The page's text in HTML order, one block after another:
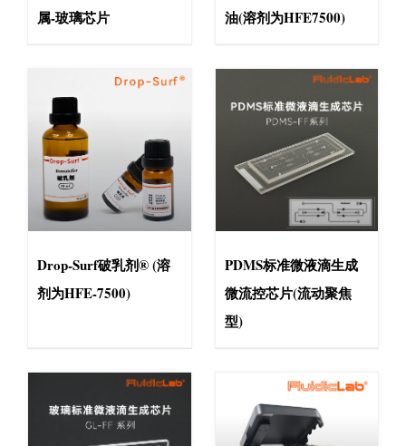
属-玻璃芯片
油(溶剂为HFE7500)
Drop-Surf破乳剂® (溶
剂为HFE-7500)
PDMS标准微液滴生成
微流控芯片(流动聚焦
型)